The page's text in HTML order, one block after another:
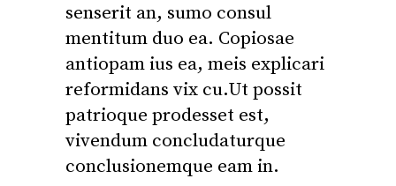
senserit an, sumo consul
mentitum duo ea. Copiosae
antiopam ius ea, meis explicari
reformidans vix cu.Ut possit
patrioque prodesset est,
vivendum concludaturque
conclusionemque eam in.